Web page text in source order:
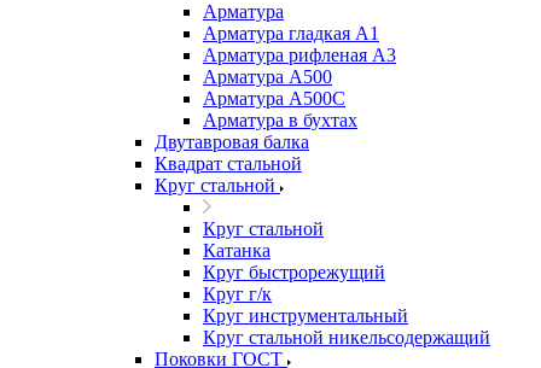
Арматура
Арматура гладкая А1
Арматура рифленая А3
Арматура А500
Арматура А500С
Арматура в бухтах
Двутавровая балка
Квадрат стальной
Круг стальной
Круг стальной
Катанка
Круг быстрорежущий
Круг г/к
Круг инструментальный
Круг стальной никельсодержащий
Поковки ГОСТ